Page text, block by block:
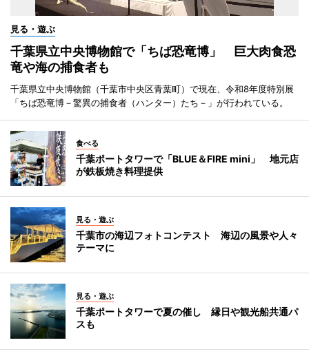
見る・遊ぶ
千葉県立中央博物館で「ちば恐竜博」 巨大肉食恐
竜や海の捕食者も
千葉県立中央博物館（千葉市中央区青葉町）で現在、令和8年度特別展
「ちば恐竜博－驚異の捕食者（ハンター）たち－」が行われている。
食べる
千葉ポートタワーで「BLUE＆FIRE mini」 地元店
が鉄板焼き料理提供
見る・遊ぶ
千葉市の海辺フォトコンテスト 海辺の風景や人々
テーマに
見る・遊ぶ
千葉ポートタワーで夏の催し 縁日や観光船共通パ
スも